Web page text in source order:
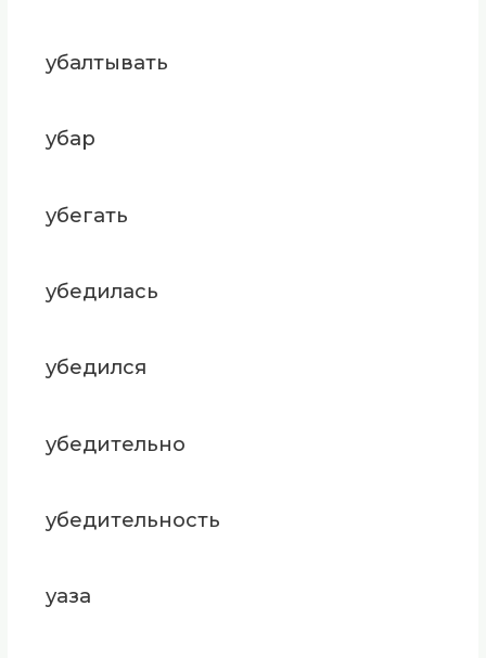
убалтывать
убар
убегать
убедилась
убедился
убедительно
убедительность
уаза